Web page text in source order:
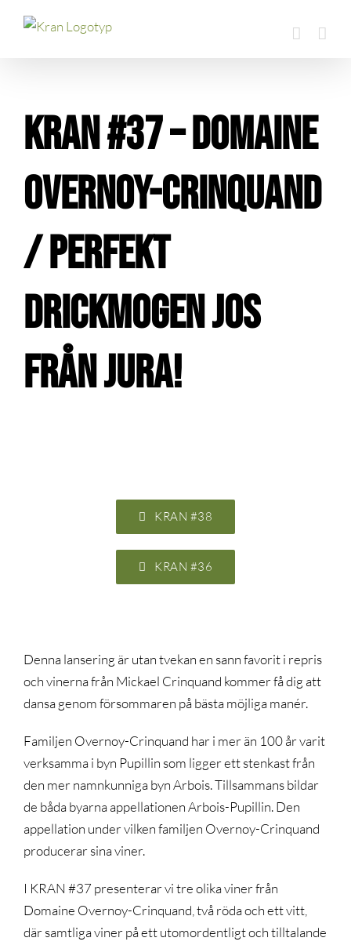
KRAN #37 – Domaine
Overnoy-Crinquand
/ Perfekt
drickmogen jos
från Jura!
KRAN #38
KRAN #36
Denna lansering är utan tvekan en sann favorit i repris
och vinerna från Mickael Crinquand kommer få dig att
dansa genom försommaren på bästa möjliga manér.
Familjen Overnoy-Crinquand har i mer än 100 år varit
verksamma i byn Pupillin som ligger ett stenkast från
den mer namnkunniga byn Arbois. Tillsammans bildar
de båda byarna appellationen Arbois-Pupillin. Den
appellation under vilken familjen Overnoy-Crinquand
producerar sina viner.
I KRAN #37 presenterar vi tre olika viner från
Domaine Overnoy-Crinquand, två röda och ett vitt,
där samtliga viner på ett utomordentligt och tilltalande